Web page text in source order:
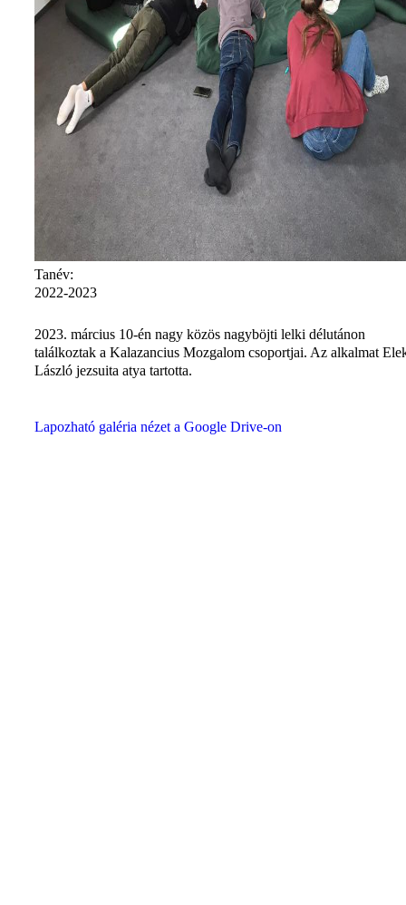
Tanév:
2022-2023
2023. március 10-én nagy közös nagyböjti lelki délutánon
találkoztak a Kalazancius Mozgalom csoportjai. Az alkalmat
László jezsuita atya tartotta.
Lapozható galéria nézet a Google Drive-on